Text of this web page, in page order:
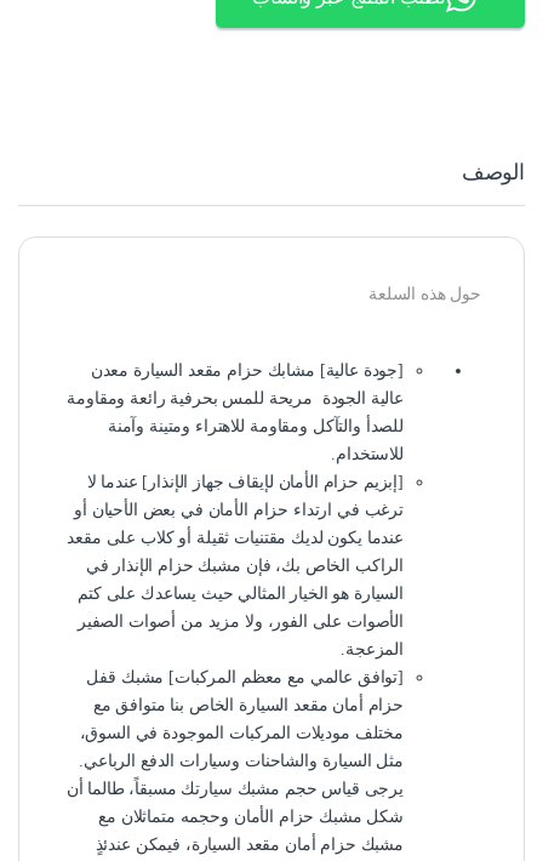
الوصف
حول هذه السلعة
[جودة عالية] مشابك حزام مقعد السيارة معدن
عالية الجودة مريحة للمس بحرفية رائعة ومقاومة
للصدأ والتآكل ومقاومة للاهتراء ومتينة وآمنة
للاستخدام.
[إبزيم حزام الأمان لإيقاف جهاز الإنذار] عندما لا
ترغب في ارتداء حزام الأمان في بعض الأحيان أو
عندما يكون لديك مقتنيات ثقيلة أو كلاب على مقعد
الراكب الخاص بك، فإن مشبك حزام الإنذار في
السيارة هو الخيار المثالي حيث يساعدك على كتم
الأصوات على الفور، ولا مزيد من أصوات الصفير
المزعجة.
[توافق عالمي مع معظم المركبات] مشبك قفل
حزام أمان مقعد السيارة الخاص بنا متوافق مع
مختلف موديلات المركبات الموجودة في السوق،
مثل السيارة والشاحنات وسيارات الدفع الرباعي.
يرجى قياس حجم مشبك سيارتك مسبقاً، طالما أن
شكل مشبك حزام الأمان وحجمه متماثلان مع
مشبك حزام أمان مقعد السيارة، فيمكن عندئذٍ